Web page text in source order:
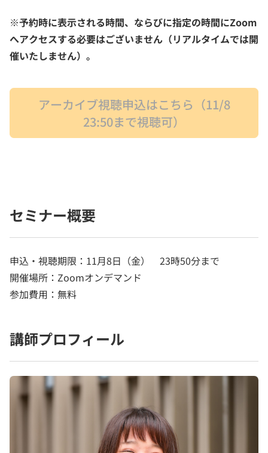
※予約時に表示される時間、ならびに指定の時間にZoom
へアクセスする必要はございません（リアルタイムでは開
催いたしません）。
アーカイブ視聴申込はこちら（11/8
23:50まで視聴可）
セミナー概要
申込・視聴期限：11月8日（金） 23時50分まで
開催場所：Zoomオンデマンド
参加費用：無料
講師プロフィール